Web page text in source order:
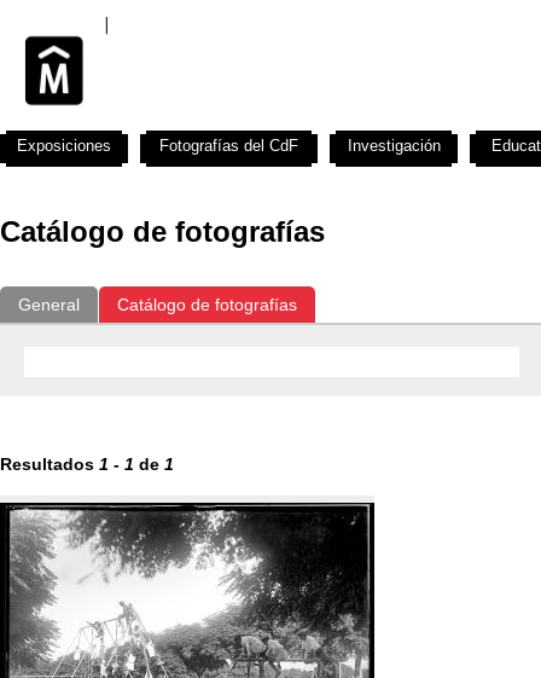
Catálogo de fotografías
General Catálogo de fotografías
Resultados 1 - 1 de 1
Exposiciones Fotografías del CdF Investigación